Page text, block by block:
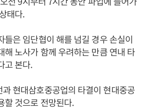
태다.
들은 임단협이 해를 넘길 경우 손실이
해 노사가 함께 우려하는 만큼 연내 타
고 본다.
현대삼호중공업의 타결이 현대중공
할 것으로 전망된다.